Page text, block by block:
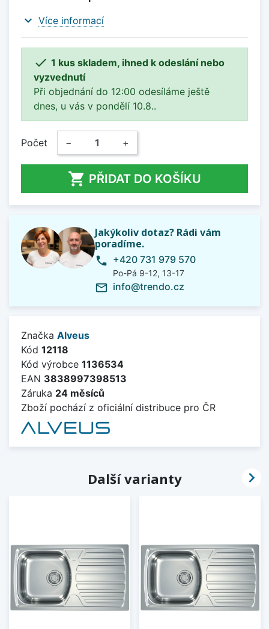
expand_more Více informací
 1 kus skladem, ihned k odeslání nebo
vyzvednutí
Při objednání do 12:00 odesíláme ještě
dnes, u vás v pondělí 10.8..
Počet − +
 PŘIDAT DO KOŠÍKU
Jakýkoliv dotaz? Rádi vám
poradíme.
phone +420 731 979 570
Po-Pá 9-12, 13-17
mail_outline info@trendo.cz
Značka Alveus
Kód 12118
Kód výrobce 1136534
EAN 3838997398513
Záruka 24 měsíců
Zboží pochází z oficiální distribuce pro ČR
Další varianty 